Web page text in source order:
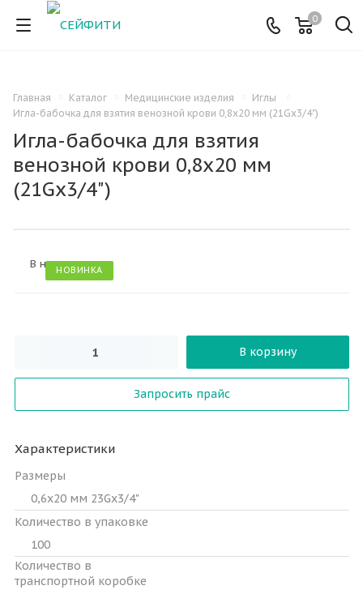
0
Главная Каталог Медицинские изделия
Иглы
Игла-бабочка для взятия венозной крови 0,8х20 мм (21Gx3/4")
Игла-бабочка для взятия
венозной крови 0,8х20 мм
(21Gx3/4")
НОВИНКА
В наличии
В корзину
Запросить прайс
Характеристики
Размеры
0,6х20 мм 23Gx3/4"
Количество в упаковке
100
Количество в
транспортной коробке